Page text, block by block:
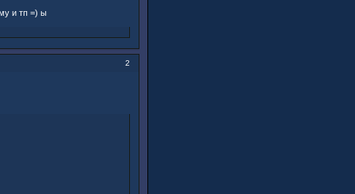
и тп =) ы
2